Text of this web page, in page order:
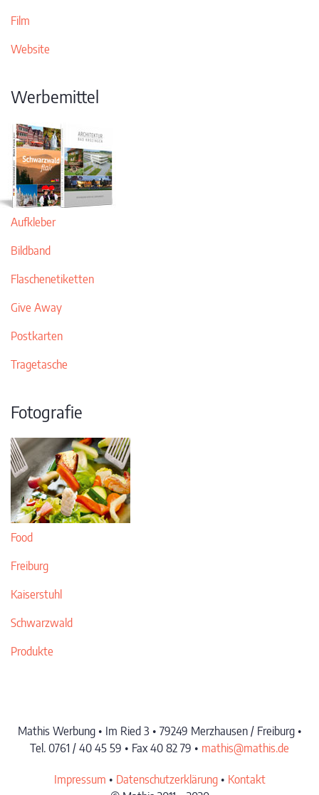
Film
Website
Werbemittel
Aufkleber
Bildband
Flaschenetiketten
Give Away
Postkarten
Tragetasche
Fotografie
Food
Freiburg
Kaiserstuhl
Schwarzwald
Produkte
Mathis Werbung • Im Ried 3 • 79249 Merzhausen / Freiburg •
Tel. 0761 / 40 45 59 • Fax 40 82 79 • mathis@mathis.de
Impressum • Datenschutzerklärung • Kontakt